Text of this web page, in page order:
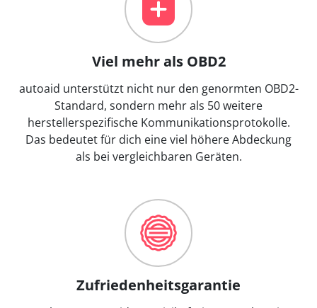
Viel mehr als OBD2
autoaid unterstützt nicht nur den genormten OBD2-
Standard, sondern mehr als 50 weitere
herstellerspezifische Kommunikationsprotokolle.
Das bedeutet für dich eine viel höhere Abdeckung
als bei vergleichbaren Geräten.
Zufriedenheitsgarantie